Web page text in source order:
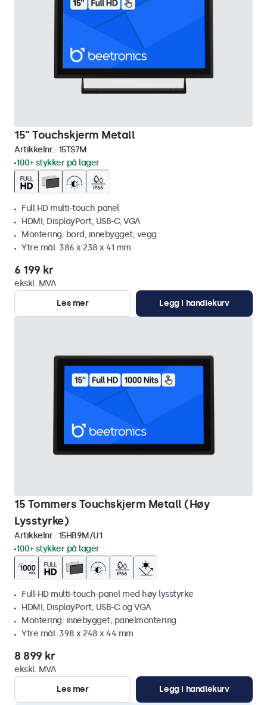
15" Touchskjerm Metall
Artikkelnr.: 15TS7M
100+ stykker på lager
Full HD multi-touch panel
HDMI, DisplayPort, USB-C, VGA
Montering: bord, innebygget, vegg
Ytre mål: 386 x 238 x 41 mm
6 199 kr
ekskl. MVA
Les mer
Legg i handlekurv
15 Tommers Touchskjerm Metall (Høy
Lysstyrke)
Artikkelnr.: 15HB9M/U1
100+ stykker på lager
Full-HD multi-touch-panel med høy lysstyrke
HDMI, DisplayPort, USB-C og VGA
Montering: innebygget, panelmontering
Ytre mål: 398 x 248 x 44 mm
8 899 kr
ekskl. MVA
Les mer
Legg i handlekurv